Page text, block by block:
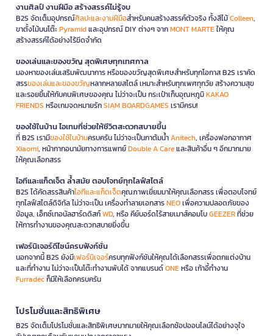
งานศิลป์ งานฝีมือ สร้างสรรค์ไม่รู้จบ
B2S จัดเต็มอุปกรณ์ศิลปะและงานฝีมือสำหรับคนสร้างสรรค์ตัวจริง ทั้งสีไม้Colleen,
ขาตั้งไม้บนโต๊ะPyramidและอุปกรณ์ DIY ต่างๆ จากMONT MARTEให้คุณ
สร้างสรรค์ได้อย่างไร้ขีดจำกัด
ของเล่นและของขวัญ สุดพิเศษทุกเทศกาล
มองหาของเล่นเสริมพัฒนาการ หรือของขวัญสุดพิเศษสำหรับทุกโอกาส B2S เราคัด
สรรของเล่นและของขวัญหลากหลายสไตล์ เหมาะสำหรับทุกเพศทุกวัย สร้างความสุข
และรอยยิ้มให้กับคนพิเศษของคุณ ไม่ว่าจะเป็น กระเป๋าเก็บอุณหภูมิKAKAO
FRIENDS หรือเกมจดหมายรักSIAM BOARDGAMES เรามีครบ!
ของใช้ในบ้าน ไอเทมที่ช่วยให้ชีวิตสะดวกสบายขึ้น
ที่ B2S เรามีของใช้ในบ้านครบครัน ไม่ว่าจะเป็นกาต้มน้ำAnitech, เครื่องฟอกอากาศ
Xiaomi, หน้ากากอนามัยทางการแพทย์Double A Careและสินค้าอื่น ๆ อีกมากมาย
ให้คุณเลือกสรร
ไอทีและแก็ดเจ็ต ล้ำสมัย ตอบโจทย์ทุกไลฟ์สไตล์
B2S ได้คัดสรรสินค้าไอทีและแก็ดเจ็ตคุณภาพเยี่ยมมาให้คุณเลือกสรร เพื่อตอบโจทย์
ทุกไลฟ์สไตล์ดิจิทัล ไม่ว่าจะเป็น เครื่องทำลายเอกสารNEOเพื่อความปลอดภัยของ
ข้อมูล, เอ็กซ์เทอนัลฮาร์ดดิสก์WD, หรือ คีย์บอร์ดไร้สายเมาส์คอมโบGEEZERที่ช่วย
ให้การทำงานของคุณสะดวกสบายยิ่งขึ้น
เฟอร์นิเจอร์ดีไซน์ครบฟังก์ชั่น
นอกจากนี้ B2S ยังมีเฟอร์นิเจอร์ครบทุกฟังก์ชันให้คุณได้เลือกสรรเพื่อตกแต่งบ้าน
และที่ทำงาน ไม่ว่าจะเป็นโต๊ะทำงานพับได้ จากแบรนด์ONEหรือ เก้าอี้ทำงาน
Furradecก็มีให้เลือกครบครัน
โปรโมชั่นและสิทธิพิเศษ
B2S จัดเต็มโปรโมชั่นและสิทธิพิเศษมากมายให้คุณเลือกช้อปออนไลน์ได้อย่างจุใจ